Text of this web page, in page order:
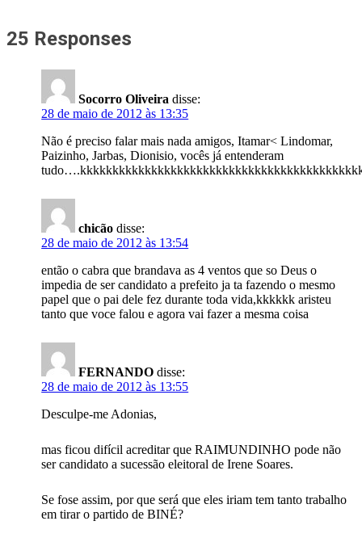
25 Responses
Socorro Oliveira disse:
28 de maio de 2012 às 13:35
Não é preciso falar mais nada amigos, Itamar< Lindomar,
Paizinho, Jarbas, Dionisio, vocês já entenderam
chicão disse:
28 de maio de 2012 às 13:54
então o cabra que brandava as 4 ventos que so Deus o
impedia de ser candidato a prefeito ja ta fazendo o mesmo
papel que o pai dele fez durante toda vida,kkkkkk aristeu
tanto que voce falou e agora vai fazer a mesma coisa
FERNANDO disse:
28 de maio de 2012 às 13:55
Desculpe-me Adonias,
mas ficou difícil acreditar que RAIMUNDINHO pode não
ser candidato a sucessão eleitoral de Irene Soares.
Se fose assim, por que será que eles iriam tem tanto trabalho
em tirar o partido de BINÉ?